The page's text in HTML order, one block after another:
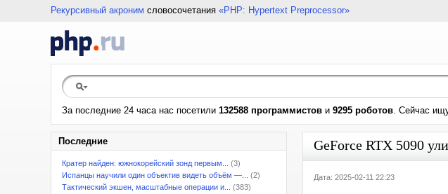
Рекурсивный акроним словосочетания «PHP: Hypertext Preprocessor»
За последние 24 часа нас посетили 132588 программистов и 9295 роботов. Сейчас
Последние
Кратер найден: южнокорейский зонд первым...
(3)
Испанцы научили один объектив видеть объём —...
(2)
Тактический экшен, масштабные операции и...
(383)
GeForce RTX 5090
Дата: 2025-02-11 22:23